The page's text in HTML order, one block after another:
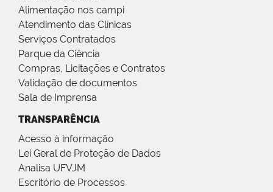
Alimentação nos campi
Atendimento das Clínicas
Serviços Contratados
Parque da Ciência
Compras, Licitações e Contratos
Validação de documentos
Sala de Imprensa
TRANSPARÊNCIA
Acesso à informação
Lei Geral de Proteção de Dados
Analisa UFVJM
Escritório de Processos